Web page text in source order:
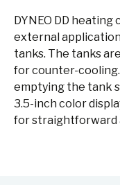
DYNEO DD
external
tanks. The tanks
for counter-
emptying the tank
3.5-inch color
for straightforward